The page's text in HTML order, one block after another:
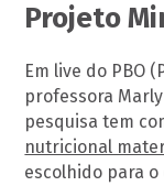
Projeto
Em live do PBO
professora
pesquisa tem
nutricional
escolhido para